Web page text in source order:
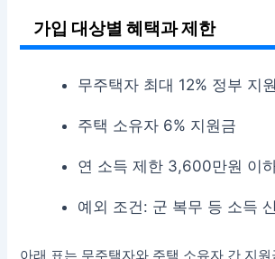
가입 대상별 혜택과 제한
무주택자 최대 12% 정부 지원
주택 소유자 6% 지원금
연 소득 제한 3,600만원 이
예외 조건: 군 복무 등 소득